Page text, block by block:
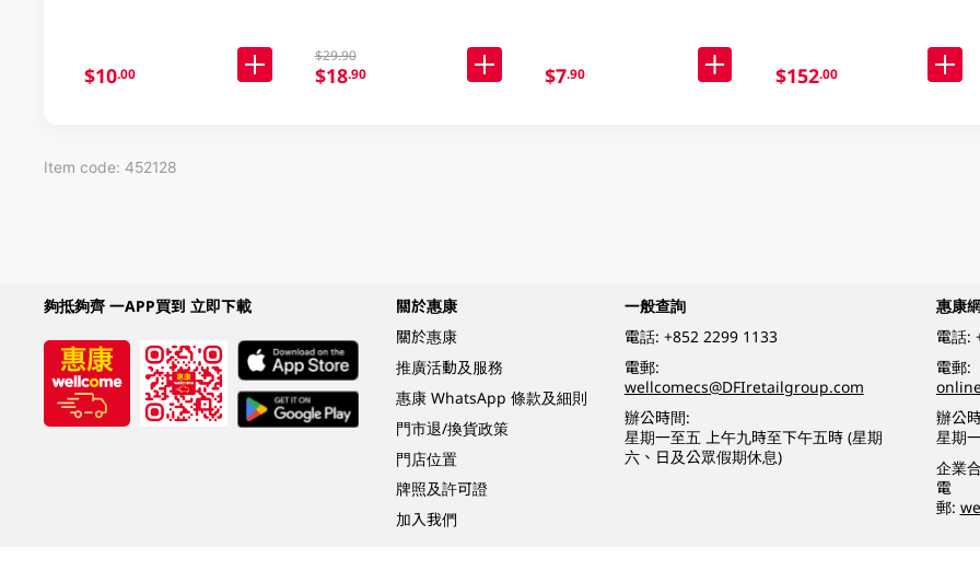
$10.00
$29.90
$18.90 $7.90 $152.00
Item code: 452128
夠抵夠齊 一APP買到 立即下載
關於惠康
關於惠康
推廣活動及服務
惠康 WhatsApp 條款及細則
門市退/換貨政策
門店位置
牌照及許可證
加入我們
一般查詢
電話: +852 2299 1133
電郵:
wellcomecs@DFIretailgroup.com
辦公時間:
星期一至五 上午九時至下午五時 (星期
六、日及公眾假期休息)
惠康
電話:
電郵:
辦公
星期
企業
電
郵: